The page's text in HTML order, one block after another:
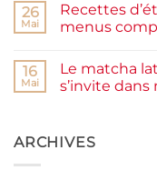
complète,
moelleux
et
sur
Smash
burger
testé
Packman
Burgers &
Grande
Motte
26
Mai
Recettes
menus
sur
Recettes
d’été
j’ai
créé
16
Mai
Le matcha
s’invite dans
Le
matcha
ARCHIVES